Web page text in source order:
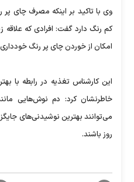
وی با تاکید بر اینکه مصرف چای
کم رنگ دارد گفت: افرادی که علاقه
امکان از خوردن چای پر رنگ
این کارشناس تغذیه در رابطه با
خاطرنشان کرد: دم نوش‌هایی
می‌توانند بهترین نوشیدنی‌های
روز باشند.